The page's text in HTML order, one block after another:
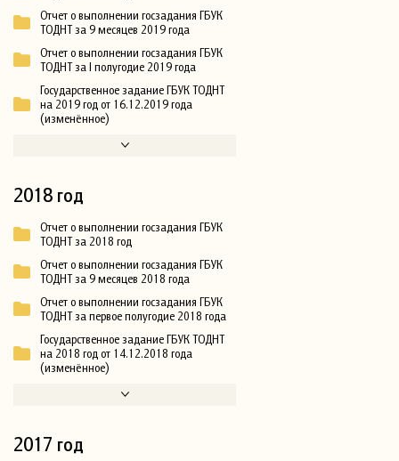
Отчет о выполнении госзадания ГБУК
ТОДНТ за 9 месяцев 2019 года
Отчет о выполнении госзадания ГБУК
ТОДНТ за I полугодие 2019 года
Государственное задание ГБУК ТОДНТ
на 2019 год от 16.12.2019 года
(изменённое)
2018 год
Отчет о выполнении госзадания ГБУК
ТОДНТ за 2018 год
Отчет о выполнении госзадания ГБУК
ТОДНТ за 9 месяцев 2018 года
Отчет о выполнении госзадания ГБУК
ТОДНТ за первое полугодие 2018 года
Государственное задание ГБУК ТОДНТ
на 2018 год от 14.12.2018 года
(изменённое)
2017 год